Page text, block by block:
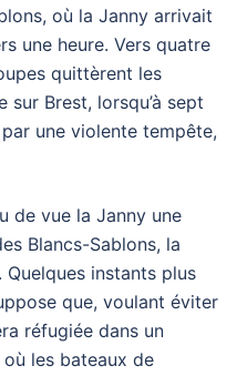
où la Janny arrivait
une heure. Vers quatre
quittèrent les
Brest, lorsqu’à sept
une violente tempête,
de vue la Janny une
Blancs-Sablons, la
instants plus
que, voulant éviter
réfugiée dans un
les bateaux de